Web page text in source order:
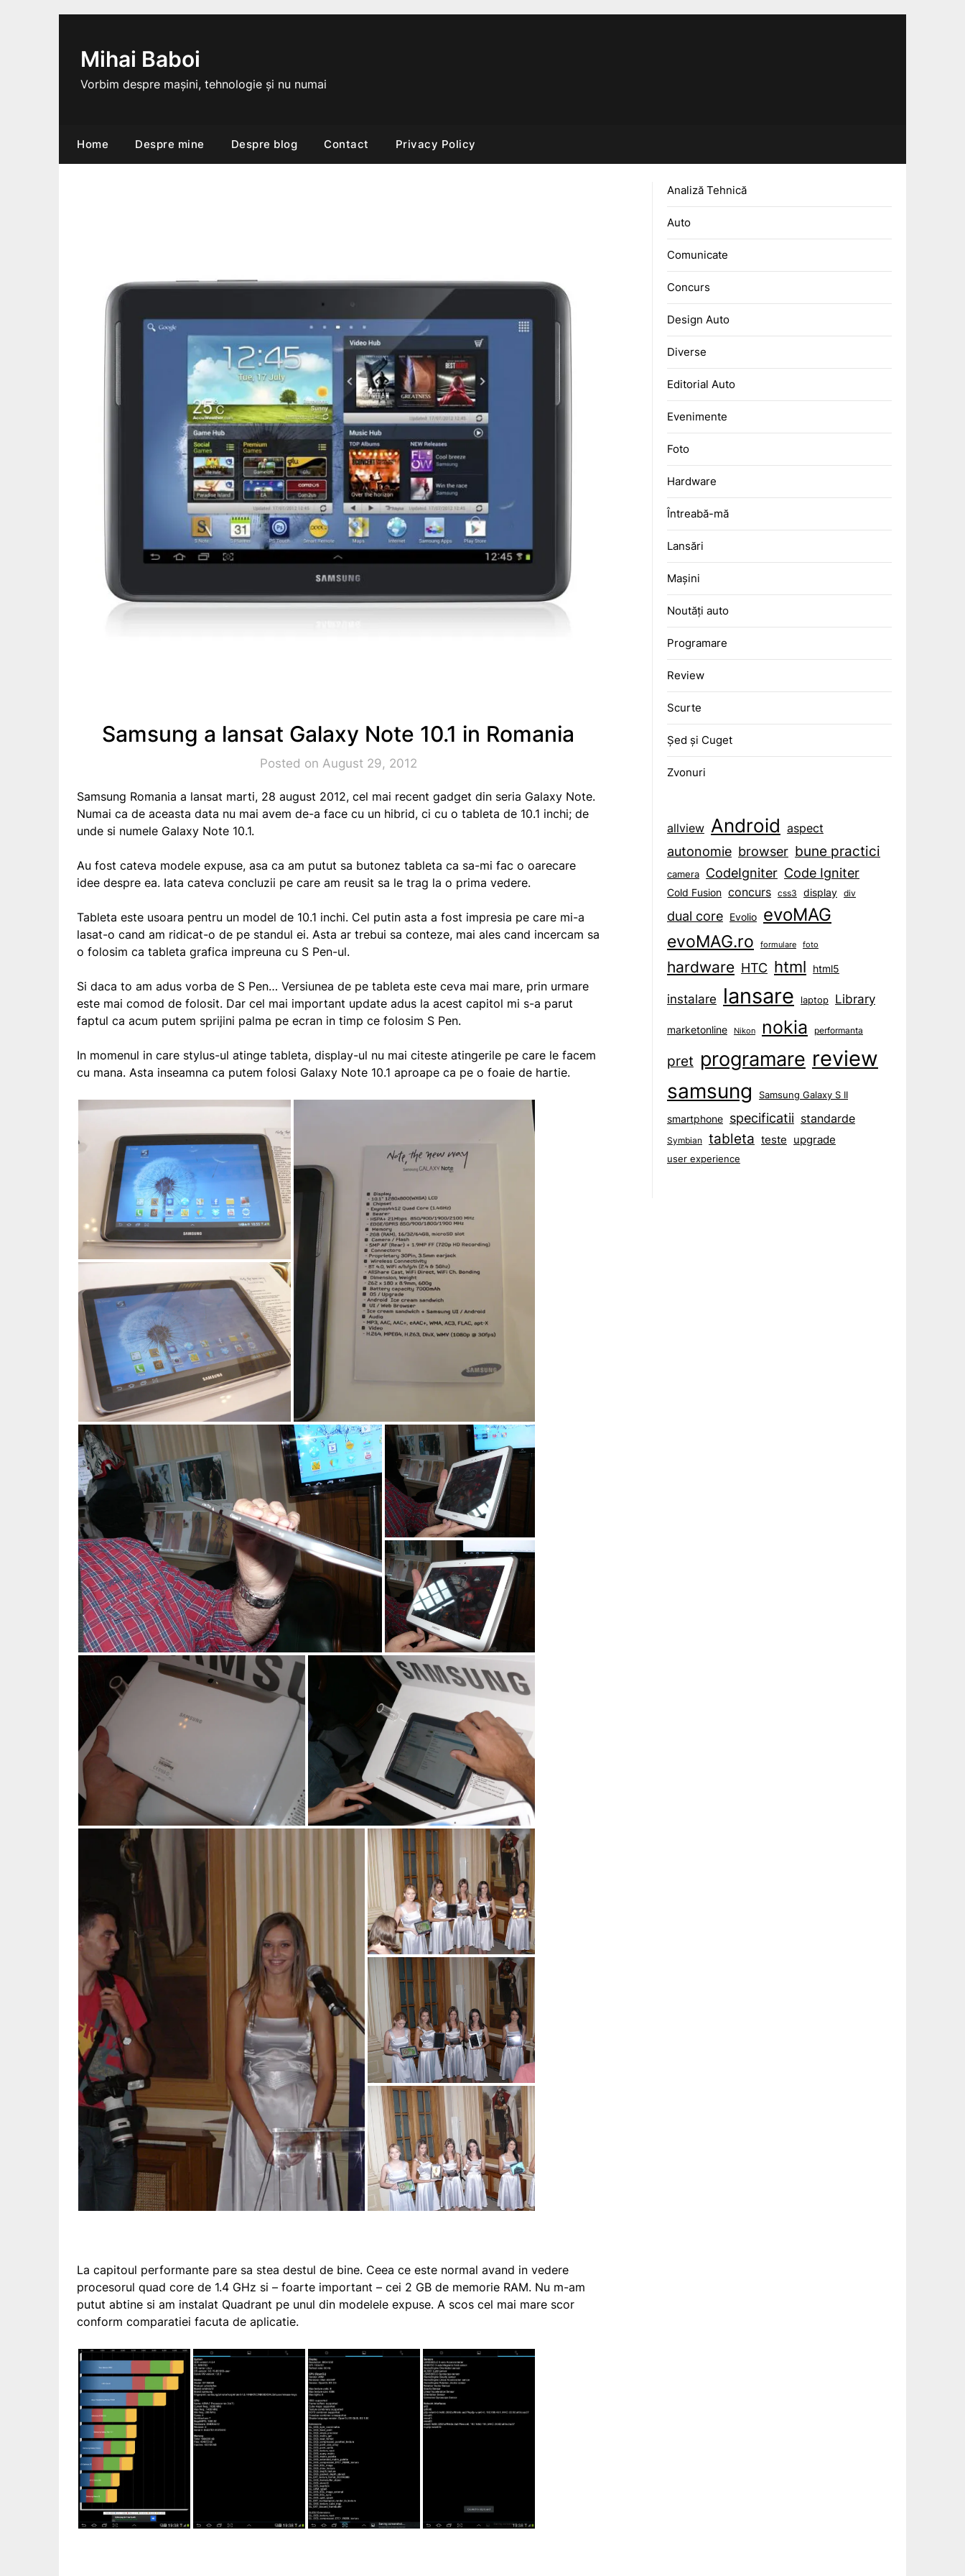
Mihai Baboi
Vorbim despre mașini, tehnologie și nu numai
Home Despre mine Despre blog Contact Privacy Policy
Samsung a lansat Galaxy Note 10.1 in Romania
Posted on August 29, 2012
Samsung Romania a lansat marti, 28 august 2012, cel mai recent gadget din seria Galaxy Note.
Numai ca de aceasta data nu mai avem de-a face cu un hibrid, ci cu o tableta de 10.1 inchi; de
unde si numele Galaxy Note 10.1.
Au fost cateva modele expuse, asa ca am putut sa butonez tableta ca sa-mi fac o oarecare
idee despre ea. Iata cateva concluzii pe care am reusit sa le trag la o prima vedere.
Tableta este usoara pentru un model de 10.1 inchi. Cel putin asta a fost impresia pe care mi-a
lasat-o cand am ridicat-o de pe standul ei. Asta ar trebui sa conteze, mai ales cand incercam sa
o folosim ca tableta grafica impreuna cu S Pen-ul.
Si daca to am adus vorba de S Pen… Versiunea de pe tableta este ceva mai mare, prin urmare
este mai comod de folosit. Dar cel mai important update adus la acest capitol mi s-a parut
faptul ca acum putem sprijini palma pe ecran in timp ce folosim S Pen.
In momenul in care stylus-ul atinge tableta, display-ul nu mai citeste atingerile pe care le facem
cu mana. Asta inseamna ca putem folosi Galaxy Note 10.1 aproape ca pe o foaie de hartie.
La capitoul performante pare sa stea destul de bine. Ceea ce este normal avand in vedere
procesorul quad core de 1.4 GHz si – foarte important – cei 2 GB de memorie RAM. Nu m-am
putut abtine si am instalat Quadrant pe unul din modelele expuse. A scos cel mai mare scor
conform comparatiei facuta de aplicatie.
Analiză Tehnică
Auto
Comunicate
Concurs
Design Auto
Diverse
Editorial Auto
Evenimente
Foto
Hardware
Întreabă-mă
Lansări
Mașini
Noutăți auto
Programare
Review
Scurte
Șed și Cuget
Zvonuri
allview Android aspect
autonomie browser bune practici
camera CodeIgniter Code Igniter
Cold Fusion concurs css3 display div
dual core Evolio evoMAG
evoMAG.ro formulare foto
hardware HTC html html5
instalare lansare laptop Library
marketonline Nikon nokia performanta
pret programare review
samsung Samsung Galaxy S II
smartphone specificatii standarde
Symbian tableta teste upgrade
user experience